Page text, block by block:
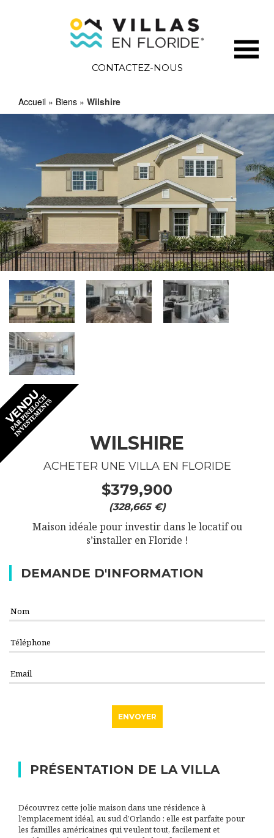
CONTACTEZ-NOUS
Accueil » Biens » Wilshire
WILSHIRE
ACHETER UNE VILLA EN FLORIDE
$379,900
(328,665 €)
Maison idéale pour investir dans le locatif ou
s’installer en Floride !
DEMANDE D'INFORMATION
PRÉSENTATION DE LA VILLA
Découvrez cette jolie maison dans une résidence à
l’emplacement idéal, au sud d’Orlando : elle est parfaite pour
les familles américaines qui veulent tout, facilement et